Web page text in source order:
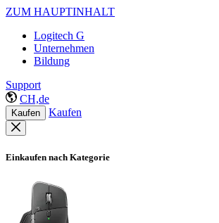
ZUM HAUPTINHALT
Logitech G
Unternehmen
Bildung
Support
CH,de
Kaufen Kaufen
Einkaufen nach Kategorie